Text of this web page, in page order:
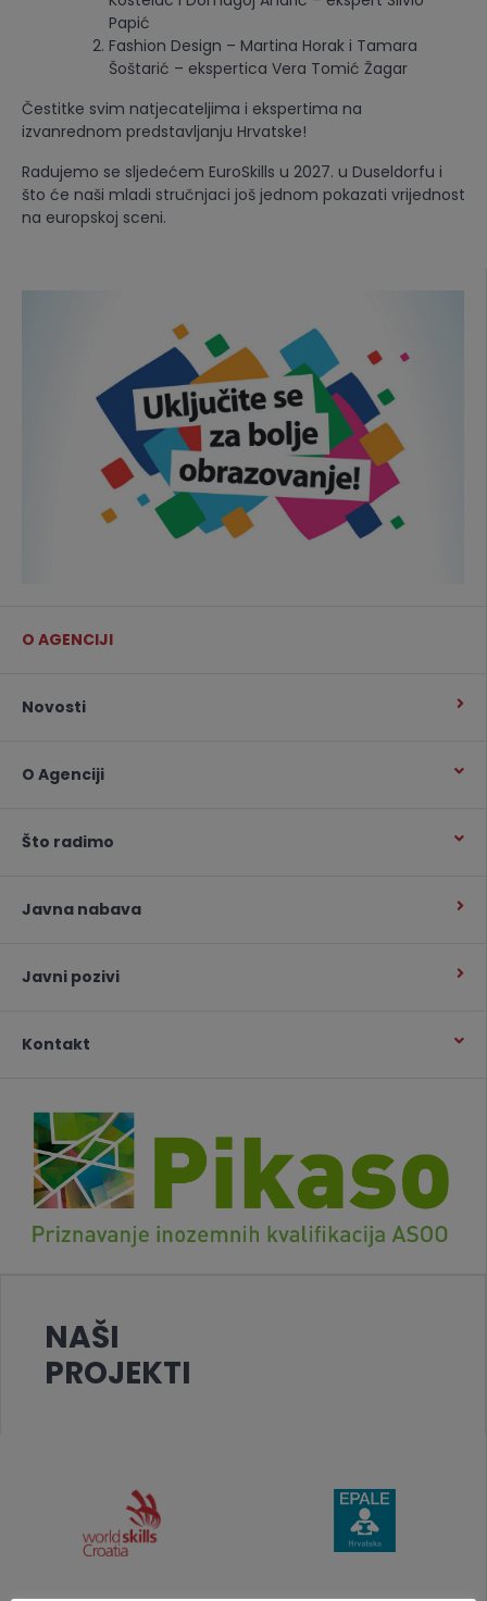
Papić
Fashion Design – Martina Horak i Tamara
Šoštarić – ekspertica Vera Tomić Žagar
Čestitke svim natjecateljima i ekspertima na
izvanrednom predstavljanju Hrvatske!
Radujemo se sljedećem EuroSkills u 2027. u Duseldorfu i
što će naši mladi stručnjaci još jednom pokazati vrijednost
na europskoj sceni.
O AGENCIJI
Novosti
O Agenciji
Što radimo
Javna nabava
Javni pozivi
Kontakt
NAŠI
PROJEKTI